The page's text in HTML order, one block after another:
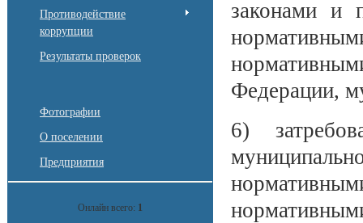
Противодействие
коррупции
Результаты проверок
Фотографии
О поселении
Предприятия
Онлайн всего: 1
законами и
Федерации,
6)